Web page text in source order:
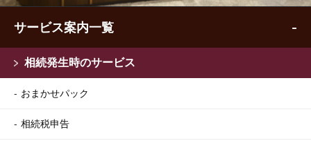
サービス案内一覧
相続発生時のサービス
おまかせパック
相続税申告